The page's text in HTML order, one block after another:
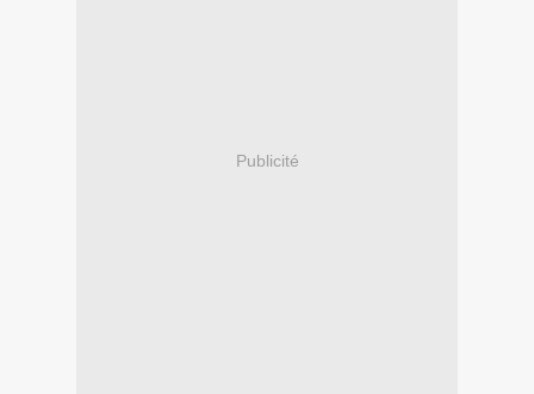
Publicité